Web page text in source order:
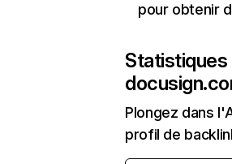
pour obtenir
Statistiques
Plongez dans
profil de